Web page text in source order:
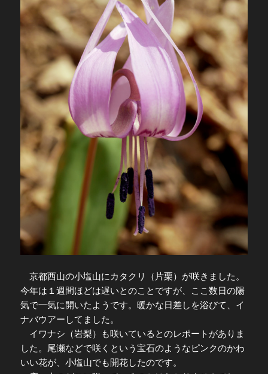
京都西山の小塩山にカタクリ（片栗）が咲きました。
今年は１週間ほどは遅いとのことですが、ここ数日の陽
気で一気に開いたようです。暖かな日差しを浴びて、イ
ナバウアーしてました。
イワナシ（岩梨）も咲いているとのレポートがありま
した。尾瀬などで咲くという宝石のようなピンクのかわ
いい花が、小塩山でも開花したのです。